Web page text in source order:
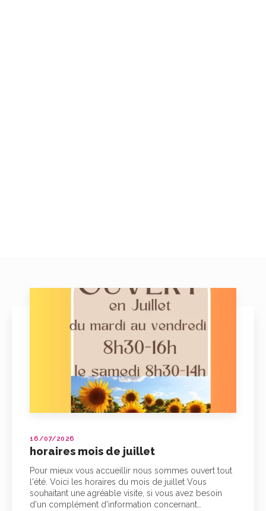
16/07/2026
horaires mois de juillet
Pour mieux vous accueillir nous sommes ouvert tout
l'été. Voici les horaires du mois de juillet Vous
souhaitant une agréable visite, si vous avez besoin
d'un complément d'information concernant…